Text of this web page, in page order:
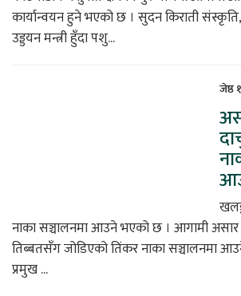
कार्यान्वयन हुने भएको छ । सुदन किराती
उड्डयन मन्त्री हुँदा पशु...
जेष्ठ
नाका सञ्चालनमा आउने भएको छ । आगामी
तिब्बतसँग जोडिएको तिंकर नाका सञ्चालनमा
प्रमुख ...